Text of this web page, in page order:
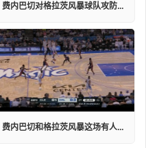
费内巴切对格拉茨风暴球队攻防实力对比排名
费内巴切和格拉茨风暴这场有人员资格限制吗